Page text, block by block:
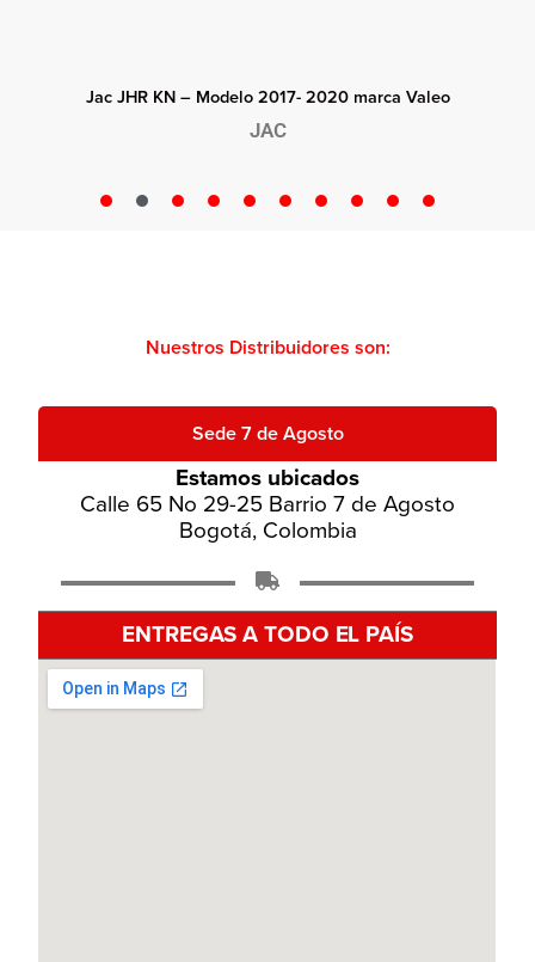
Jac JHR KN – Modelo 2017- 2020 marca Valeo
JAC
Nuestros Distribuidores son:
Sede 7 de Agosto
Estamos ubicados
Calle 65 No 29-25 Barrio 7 de Agosto
Bogotá, Colombia
ENTREGAS A TODO EL PAÍS